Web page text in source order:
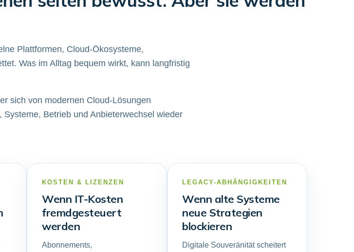
Plattformen, Cloud-Ökosysteme,
Was im Alltag bequem wirkt, kann langfristig
sich von modernen Cloud-Lösungen
Betrieb und Anbieterwechsel wieder
KOSTEN & LIZENZEN
Wenn IT-Kosten
fremdgesteuert
werden
Abonnements,
LEGACY-ABHÄNGIGKEITEN
Wenn alte Systeme
neue Strategien
blockieren
Digitale Souveränität scheitert